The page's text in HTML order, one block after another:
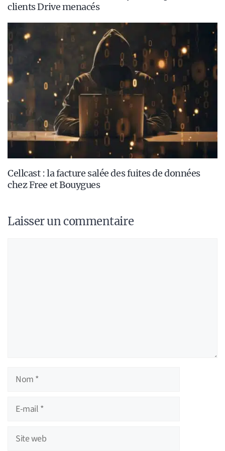
clients Drive menacés
Cellcast : la facture salée des fuites de données
chez Free et Bouygues
Laisser un commentaire
Nom
Site
web